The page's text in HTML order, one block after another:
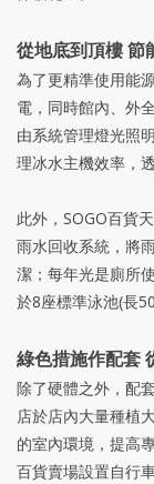
從地底到頂樓 節
為了更精準使用能
電，同時館內、外
由系統管理燈光照
理冰水主機效率，
此外，SOGO百貨
雨水回收系統，將
潔；每年光是廁所
於8座標準泳池(長
綠色措施作配套
除了硬體之外，配
店於店內大量種植
的室內環境，提高
百貨賣場設置自行